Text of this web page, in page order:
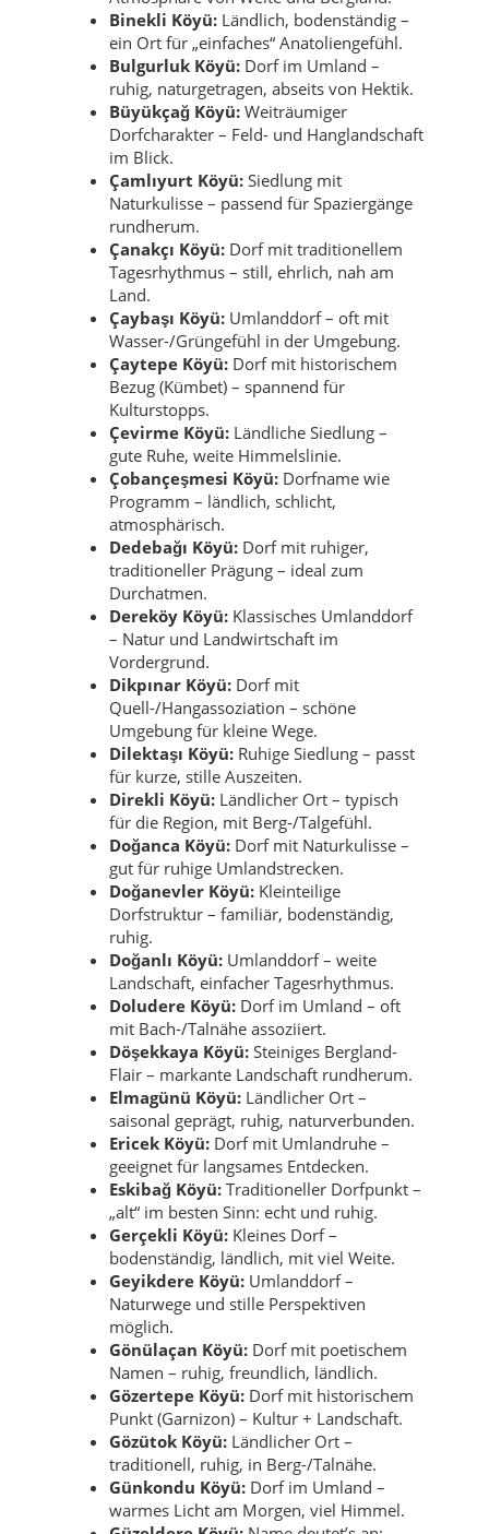
Binekli Köyü: Ländlich, bodenständig –
ein Ort für „einfaches“ Anatoliengefühl.
Bulgurluk Köyü: Dorf im Umland –
ruhig, naturgetragen, abseits von Hektik.
Büyükçağ Köyü: Weiträumiger
Dorfcharakter – Feld- und Hanglandschaft
im Blick.
Çamlıyurt Köyü: Siedlung mit
Naturkulisse – passend für Spaziergänge
rundherum.
Çanakçı Köyü: Dorf mit traditionellem
Tagesrhythmus – still, ehrlich, nah am
Land.
Çaybaşı Köyü: Umlanddorf – oft mit
Wasser-/Grüngefühl in der Umgebung.
Çaytepe Köyü: Dorf mit historischem
Bezug (Kümbet) – spannend für
Kulturstopps.
Çevirme Köyü: Ländliche Siedlung –
gute Ruhe, weite Himmelslinie.
Çobançeşmesi Köyü: Dorfname wie
Programm – ländlich, schlicht,
atmosphärisch.
Dedebağı Köyü: Dorf mit ruhiger,
traditioneller Prägung – ideal zum
Durchatmen.
Dereköy Köyü: Klassisches Umlanddorf
– Natur und Landwirtschaft im
Vordergrund.
Dikpınar Köyü: Dorf mit
Quell-/Hangassoziation – schöne
Umgebung für kleine Wege.
Dilektaşı Köyü: Ruhige Siedlung – passt
für kurze, stille Auszeiten.
Direkli Köyü: Ländlicher Ort – typisch
für die Region, mit Berg-/Talgefühl.
Doğanca Köyü: Dorf mit Naturkulisse –
gut für ruhige Umlandstrecken.
Doğanevler Köyü: Kleinteilige
Dorfstruktur – familiär, bodenständig,
ruhig.
Doğanlı Köyü: Umlanddorf – weite
Landschaft, einfacher Tagesrhythmus.
Doludere Köyü: Dorf im Umland – oft
mit Bach-/Talnähe assoziiert.
Döşekkaya Köyü: Steiniges Bergland-
Flair – markante Landschaft rundherum.
Elmagünü Köyü: Ländlicher Ort –
saisonal geprägt, ruhig, naturverbunden.
Ericek Köyü: Dorf mit Umlandruhe –
geeignet für langsames Entdecken.
Eskibağ Köyü: Traditioneller Dorfpunkt –
„alt“ im besten Sinn: echt und ruhig.
Gerçekli Köyü: Kleines Dorf –
bodenständig, ländlich, mit viel Weite.
Geyikdere Köyü: Umlanddorf –
Naturwege und stille Perspektiven
möglich.
Gönülaçan Köyü: Dorf mit poetischem
Namen – ruhig, freundlich, ländlich.
Gözertepe Köyü: Dorf mit historischem
Punkt (Garnizon) – Kultur + Landschaft.
Gözütok Köyü: Ländlicher Ort –
traditionell, ruhig, in Berg-/Talnähe.
Günkondu Köyü: Dorf im Umland –
warmes Licht am Morgen, viel Himmel.